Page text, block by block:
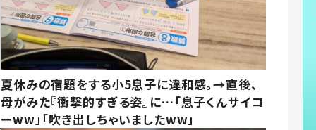
夏休みの宿題をする小5息子に違和感。→直後、
母がみた『衝撃的すぎる姿』に…「息子くんサイコ
ーww」「吹き出しちゃいましたww」